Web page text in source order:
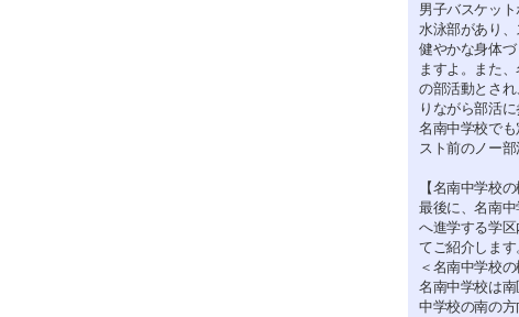
男子バスケット
水泳部があり
健やかな身体
ますよ。また
の部活動とさ
りながら部活
名南中学校で
スト前のノー部
【名南中学校
最後に、名南
へ進学する学
てご紹介します
＜名南中学校の
名南中学校は
中学校の南の